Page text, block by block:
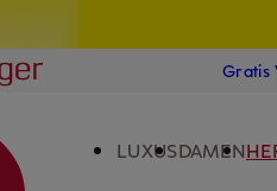
Breuninger
Gratis
LUXUSDAMEN